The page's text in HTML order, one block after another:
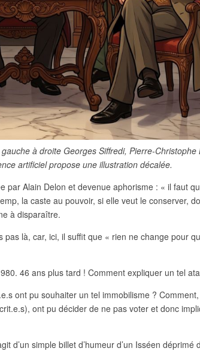
à droite Georges Siffredi, Pierre-Christophe
artificiel propose une illustration décalée.
par Alain Delon et devenue aphorisme : « il faut
la caste au pouvoir, si elle veut le conserver,
à disparaître.
là, car, ici, il suffit que « rien ne change pour
46 ans plus tard ! Comment expliquer un tel
ont pu souhaiter un tel immobilisme ?
ont pu décider de ne pas voter et donc
d’un simple billet d’humeur d’un Isséen déprimé